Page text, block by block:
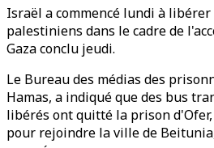
Israël a commencé lundi à
palestiniens dans le cadre de
Gaza conclu jeudi.
Le Bureau des médias des
Hamas, a indiqué que des bus
libérés ont quitté la prison
pour rejoindre la ville de